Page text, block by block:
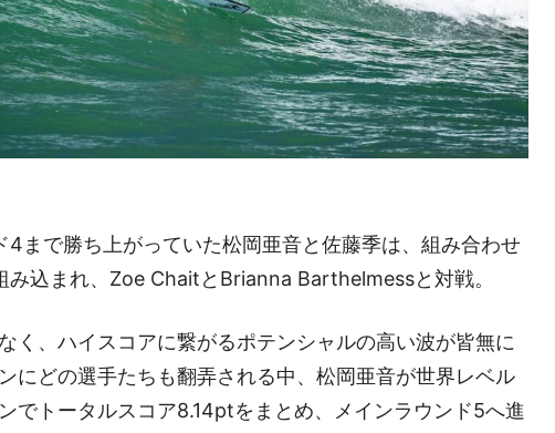
4まで勝ち上がっていた松岡亜音と佐藤季は、組み合わせ
み込まれ、Zoe ChaitとBrianna Barthelmessと対戦。
く、ハイスコアに繋がるポテンシャルの高い波が皆無に
にどの選手たちも翻弄される中、松岡亜音が世界レベル
でトータルスコア8.14ptをまとめ、メインラウンド5へ進